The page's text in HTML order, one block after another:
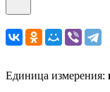
Единица измерения: